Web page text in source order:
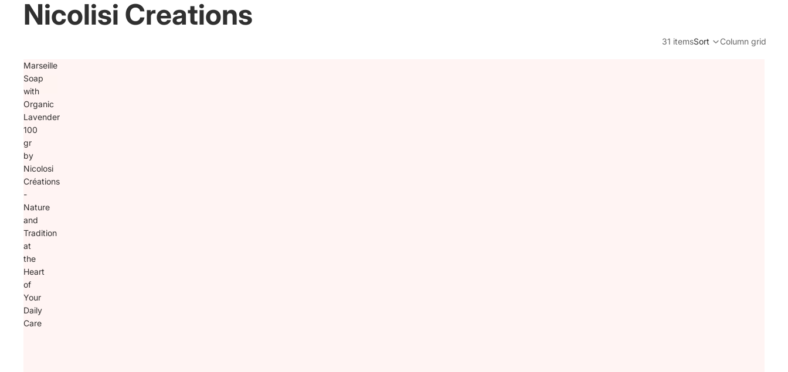
Nicolisi Creations
31 itemsSort Column grid
Marseille
Soap
with
Organic
Lavender
100
gr
by
Nicolosi
Créations
-
Nature
and
Tradition
at
the
Heart
of
Your
Daily
Care